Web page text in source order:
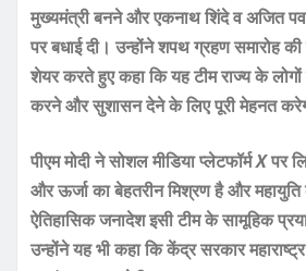
मुख्यमंत्री बनने और एकनाथ शिंदे व अजित
पर बधाई दी। उन्होंने शपथ ग्रहण समारोह
शेयर करते हुए कहा कि यह टीम राज्य के
करने और सुशासन देने के लिए पूरी मेहनत
पीएम मोदी ने सोशल मीडिया प्लेटफॉर्मXपर
और ऊर्जा का बेहतरीन मिश्रण है और महायुति
ऐतिहासिक जनादेश इसी टीम के सामूहिक
उन्होंने यह भी कहा कि केंद्र सरकार